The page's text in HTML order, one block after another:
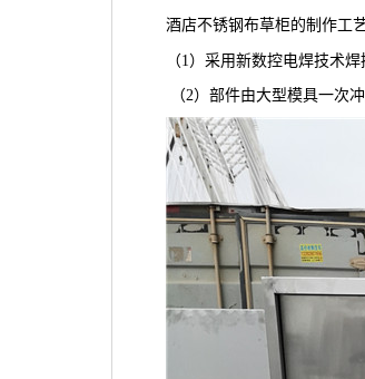
酒店不锈钢布草柜的制作工艺
（1）采用新数控电焊技术焊
（2）部件由大型模具一次